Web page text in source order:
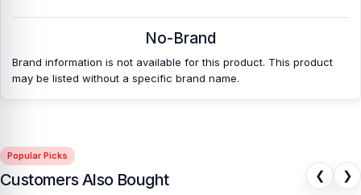
No-Brand
Brand information is not available for this product. This product
may be listed without a specific brand name.
Popular Picks
Customers Also Bought ❮ ❯